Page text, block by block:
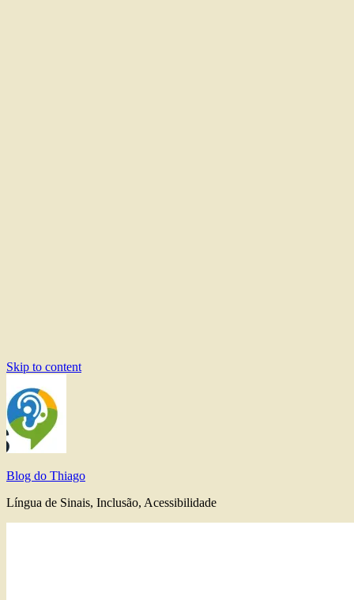
Skip to content
Blog do Thiago
Língua de Sinais, Inclusão, Acessibilidade